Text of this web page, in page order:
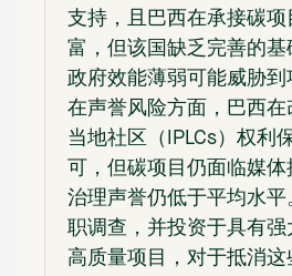
支持，且巴西在承接碳
富，但该国缺乏完善的基
政府效能薄弱可能威胁到
在声誉风险方面，巴西在
当地社区（IPLCs）权利
可，但碳项目仍面临媒
治理声誉仍低于平均水
职调查，并投资于具有
高质量项目，对于抵消这